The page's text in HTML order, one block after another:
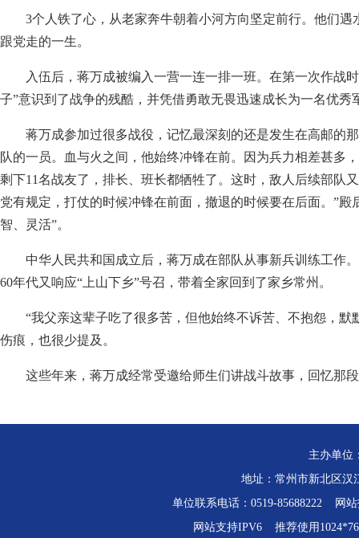
3个人铁了心，从老家奔牛朝着小河方向坚定前行。他们
跟党走的一生。
入伍后，蒋万成被编入一营一连一排一班。在第一次作战
子”意识到了战争的残酷，并凭借勇敢无畏迅速成长为一名优秀
蒋万成参加过很多战役，记忆最深刻的还是发生在高邮的
队的一员。血与火之间，他始终冲锋在前。因为兵力相差甚多
剩下11名战友了，排长、班长都牺牲了。这时，敌人后续部队
党有规定，打仗的时候冲锋在前面，撤退的时候要在后面。”
智、灵活”。
中华人民共和国成立后，蒋万成在部队从事新兵训练工作
60年代又响应“上山下乡”号召，带着全家回到了家乡常州。
“我父亲这辈子吃了很多苦，但他始终不诉苦、不抱怨，
伤痕，也很少提及。
这些年来，蒋万成经常受邀给师生们讲战斗故事，回忆那
主办单位
地址：常州市新北区
单位联系电话：0519-85688222 网站
网站支持IPV6 推荐使用